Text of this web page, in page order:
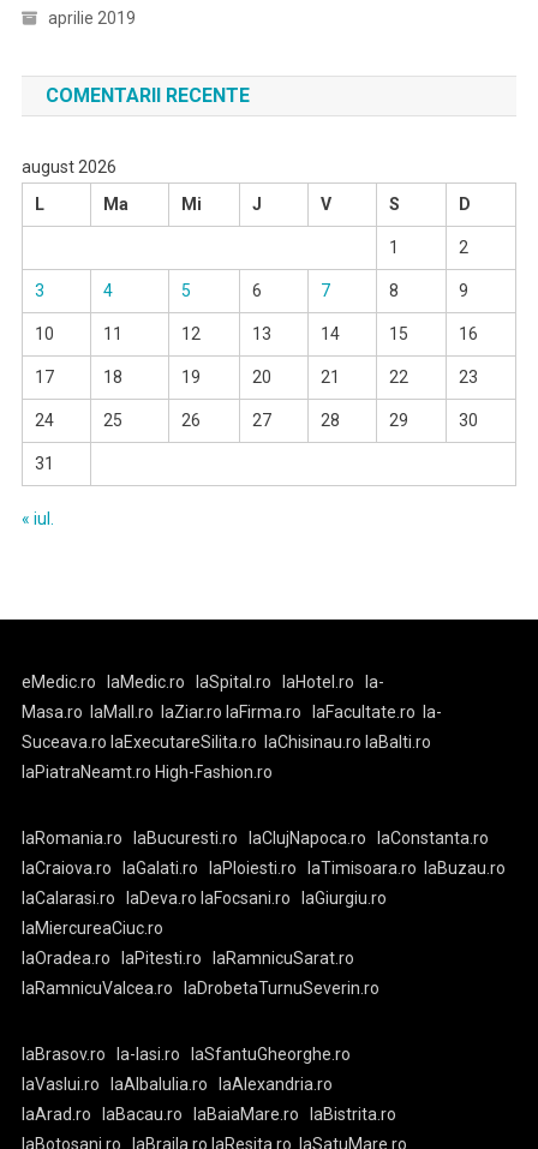
aprilie 2019
COMENTARII RECENTE
august 2026
L
Ma Mi J V S D
1 2
3 4 5 6 7 8 9
10 11 12 13 14 15 16
17 18 19 20 21 22 23
24 25 26 27 28 29 30
31
« iul.
eMedic.ro laMedic.ro laSpital.ro laHotel.ro
la-
Masa.ro
laMall.ro laZiar.ro laFirma.ro laFacultate.ro
la-
Suceava.ro laExecutareSilita.ro laChisinau.ro laBalti.ro
laPiatraNeamt.ro High-Fashion.ro
laRomania.ro laBucuresti.ro laClujNapoca.ro
laConstanta.ro
laCraiova.ro
laGalati.ro laPloiesti.ro laTimisoara.ro
laBuzau.ro
laCalarasi.ro
laDeva.ro laFocsani.ro
laGiurgiu.ro
laMiercureaCiuc.ro
laOradea.ro
laPitesti.ro
laRamnicuSarat.ro
laRamnicuValcea.ro
laDrobetaTurnuSeverin.ro
laBrasov.ro la-Iasi.ro
laSfantuGheorghe.ro
laVaslui.ro
laAlbaIulia.ro
laAlexandria.ro
laArad.ro
laBacau.ro laBaiaMare.ro
laBistrita.ro
laBotosani.ro
laBraila.ro laResita.ro laSatuMare.ro